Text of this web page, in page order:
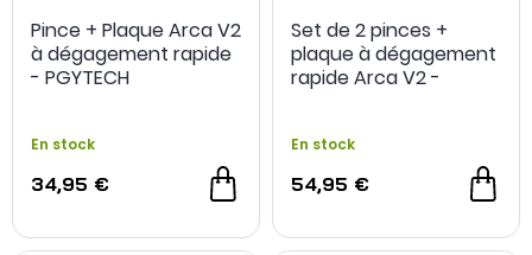
Pince + Plaque Arca V2
à dégagement rapide
- PGYTECH
En stock
34,95 €
Set de 2 pinces +
plaque à dégagement
rapide Arca V2 -
En stock
54,95 €